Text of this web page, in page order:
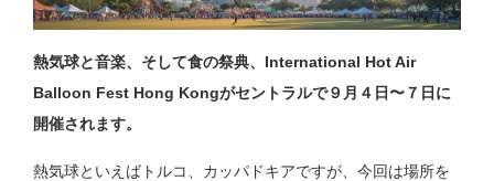
熱気球と音楽、そして食の祭典、International Hot Air
Balloon Fest Hong Kongがセントラルで９月４日〜７日に
開催されます。
熱気球といえばトルコ、カッパドキアですが、今回は場所を